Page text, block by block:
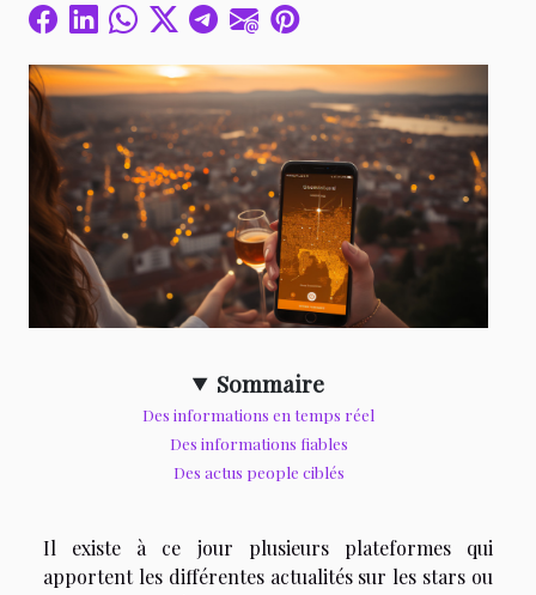
Sommaire
Des informations en temps réel
Des informations fiables
Des actus people ciblés
Il existe à ce jour plusieurs plateformes qui
apportent les différentes actualités sur les stars ou